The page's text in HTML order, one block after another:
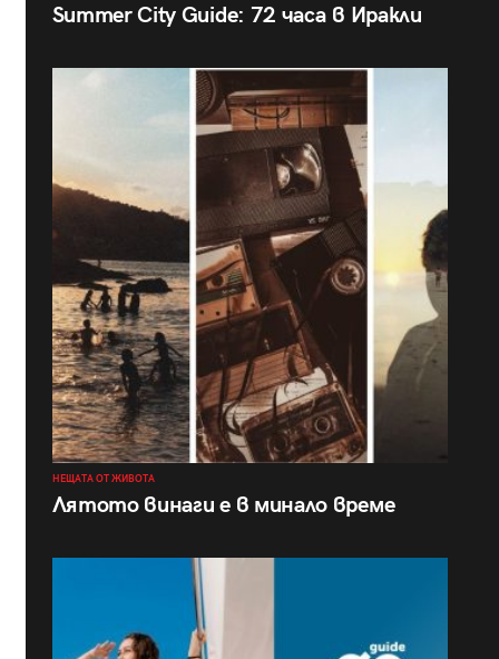
Summer City Guide: 72 часа в Иракли
НЕЩАТА ОТ ЖИВОТА
Лятото винаги е в минало време